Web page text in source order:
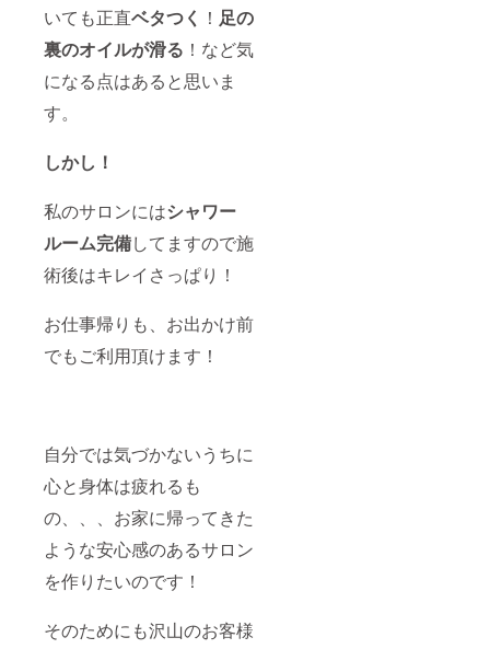
いても正直ベタつく ！ 足の
裏のオイルが滑る ！など気
になる点はあると思いま
す。
しかし！
私のサロンにはシャワー
ルーム完備してますので施
術後はキレイさっぱり！
お仕事帰りも、お出かけ前
でもご利用頂けます！
自分では気づかないうちに
心と身体は疲れるも
の、、、お家に帰ってきた
ような安心感のあるサロン
を作りたいのです！
そのためにも沢山のお客様